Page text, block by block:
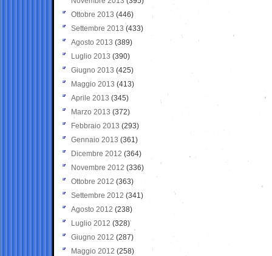
Ottobre 2013 (446)
Settembre 2013 (433)
Agosto 2013 (389)
Luglio 2013 (390)
Giugno 2013 (425)
Maggio 2013 (413)
Aprile 2013 (345)
Marzo 2013 (372)
Febbraio 2013 (293)
Gennaio 2013 (361)
Dicembre 2012 (364)
Novembre 2012 (336)
Ottobre 2012 (363)
Settembre 2012 (341)
Agosto 2012 (238)
Luglio 2012 (328)
Giugno 2012 (287)
Maggio 2012 (258)